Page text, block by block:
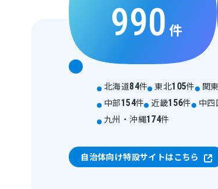
990 件
北海道84件 東北105件 関東
中部154件 近畿156件 中四
九州・沖縄174件
自治体向け特設サイトはこちら